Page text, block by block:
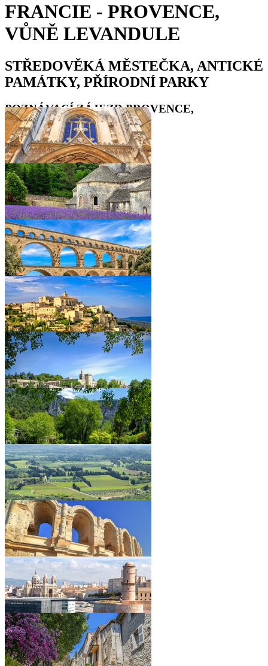
FRANCIE - PROVENCE,
VŮNĚ LEVANDULE
STŘEDOVĚKÁ MĚSTEČKA, ANTICKÉ
PAMÁTKY, PŘÍRODNÍ PARKY
POZNÁVACÍ ZÁJEZD PROVENCE,
DOVOLENÁ 2021
•••••••••••••